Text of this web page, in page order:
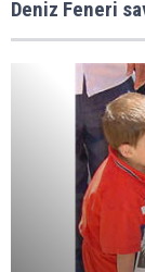
Deniz Feneri